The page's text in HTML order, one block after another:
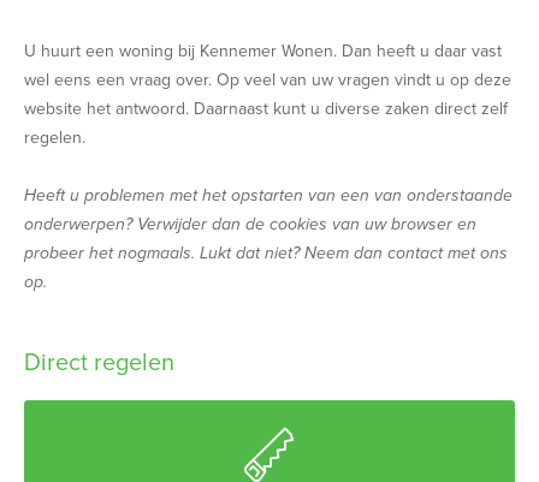
U huurt een woning bij Kennemer Wonen. Dan heeft u daar vast
wel eens een vraag over. Op veel van uw vragen vindt u op deze
website het antwoord. Daarnaast kunt u diverse zaken direct zelf
regelen.
Heeft u problemen met het opstarten van een van onderstaande
onderwerpen? Verwijder dan de cookies van uw browser en
probeer het nogmaals. Lukt dat niet? Neem dan contact met ons
op.
Direct regelen
